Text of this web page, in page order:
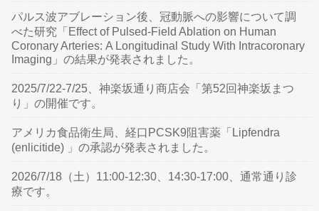
パルス波アブレーション後、冠動脈への影響について調
べた研究「Effect of Pulsed-Field Ablation on Human
Coronary Arteries: A Longitudinal Study With Intracoronary
Imaging」の結果が発表されました。
2025/7/22-7/25、神楽坂通り商店会「第52回神楽坂まつ
り」の開催です。
アメリカ食品衛生局、経口PCSK9阻害薬「Lipfendra
(enlicitide) 」の承認が発表されました。
2026/7/18（土）11:00-12:30、14:30-17:00、通常通り診
療です。